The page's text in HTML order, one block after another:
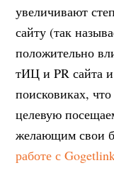
увеличивают
сайту (так
положительно
тИЦ и PR сайта
поисковиках,
целевую
желающим свои
работе с